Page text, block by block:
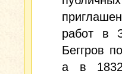
работ в
Беггров
а в 1832